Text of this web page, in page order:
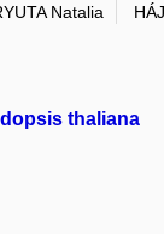
Natalia
thaliana